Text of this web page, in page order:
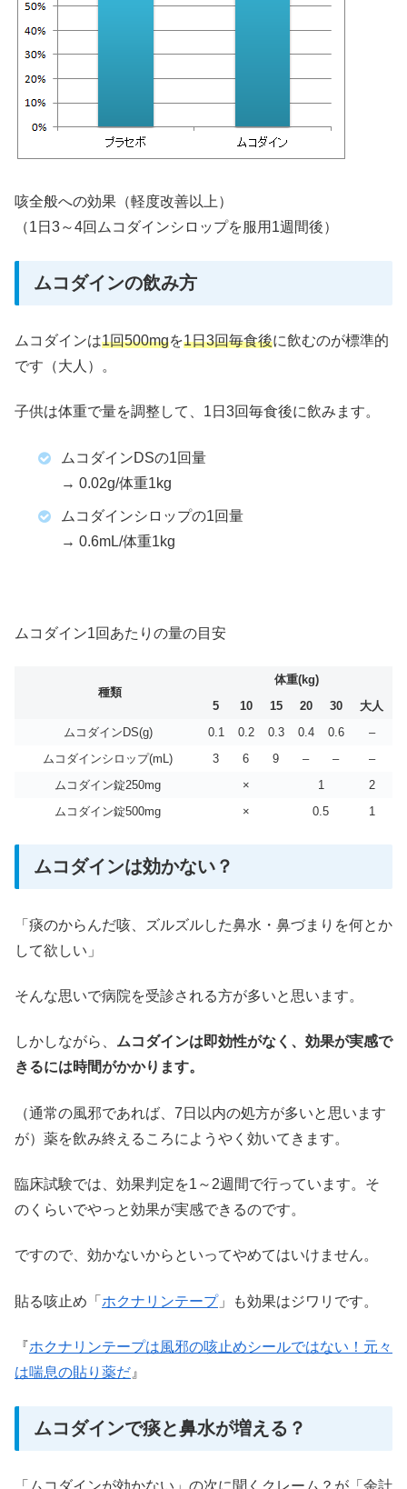
咳全般への効果（軽度改善以上）
（1日3～4回ムコダインシロップを服用1週間後）
ムコダインの飲み方
ムコダインは1回500mgを1日3回毎食後に飲むのが標準的
です（大人）。
子供は体重で量を調整して、1日3回毎食後に飲みます。
ムコダインDSの1回量
→ 0.02g/体重1kg
ムコダインシロップの1回量
→ 0.6mL/体重1kg
ムコダイン1回あたりの量の目安
種類
体重(kg)
5
10 15 20 30
大人
ムコダインDS(g)
0.1 0.2 0.3 0.4 0.6
–
ムコダインシロップ(mL)
3 6 9 – –
–
ムコダイン錠250mg
× 1
2
ムコダイン錠500mg
× 0.5 1
ムコダインは効かない？
「痰のからんだ咳、ズルズルした鼻水・鼻づまりを何とか
して欲しい」
そんな思いで病院を受診される方が多いと思います。
しかしながら、 ムコダインは即効性がなく、効果が実感で
きるには時間がかかります。
（通常の風邪であれば、7日以内の処方が多いと思います
が）薬を飲み終えるころにようやく効いてきます。
臨床試験では、効果判定を1～2週間で行っています。そ
のくらいでやっと効果が実感できるのです。
ですので、効かないからといってやめてはいけません。
貼る咳止め「 ホクナリンテープ」も効果はジワリです。
『ホクナリンテープは風邪の咳止めシールではない！元々
は喘息の貼り薬だ 』
ムコダインで痰と鼻水が増える？
「ムコダインが効かない」の次に聞くクレーム？が「余計